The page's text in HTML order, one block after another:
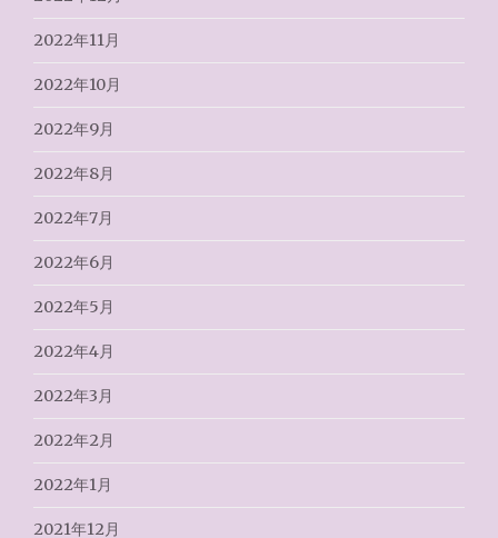
2022年11月
2022年10月
2022年9月
2022年8月
2022年7月
2022年6月
2022年5月
2022年4月
2022年3月
2022年2月
2022年1月
2021年12月